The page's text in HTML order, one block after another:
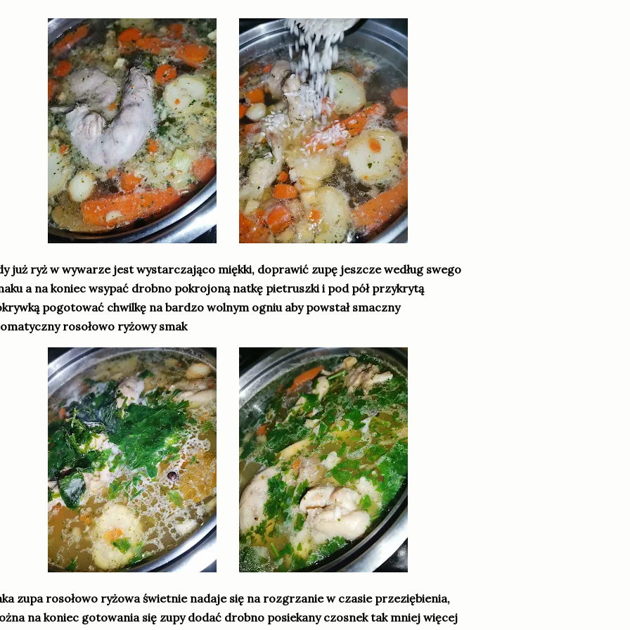
już ryż w wywarze jest wystarczająco miękki, doprawić zupę jeszcze według swego
a na koniec wsypać drobno pokrojoną natkę pietruszki i pod pół przykrytą
pogotować chwilkę na bardzo wolnym ogniu aby powstał smaczny
rosołowo ryżowy smak
zupa rosołowo ryżowa świetnie nadaje się na rozgrzanie w czasie przeziębienia,
na koniec gotowania się zupy dodać drobno posiekany czosnek tak mniej więcej